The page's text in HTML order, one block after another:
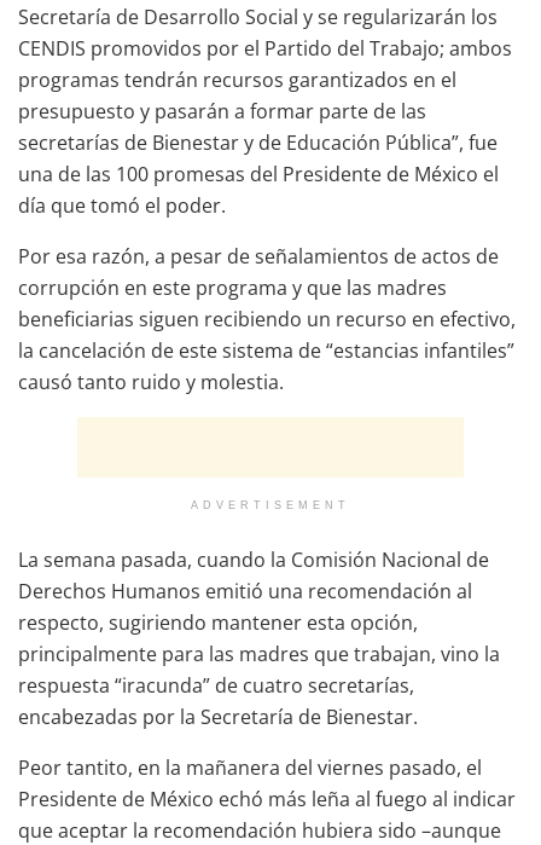
Secretaría de Desarrollo Social y se regularizarán los
CENDIS promovidos por el Partido del Trabajo; ambos
programas tendrán recursos garantizados en el
presupuesto y pasarán a formar parte de las
secretarías de Bienestar y de Educación Pública”, fue
una de las 100 promesas del Presidente de México el
día que tomó el poder.
Por esa razón, a pesar de señalamientos de actos de
corrupción en este programa y que las madres
beneficiarias siguen recibiendo un recurso en efectivo,
la cancelación de este sistema de “estancias infantiles”
causó tanto ruido y molestia.
ADVERTISEMENT
La semana pasada, cuando la Comisión Nacional de
Derechos Humanos emitió una recomendación al
respecto, sugiriendo mantener esta opción,
principalmente para las madres que trabajan, vino la
respuesta “iracunda” de cuatro secretarías,
encabezadas por la Secretaría de Bienestar.
Peor tantito, en la mañanera del viernes pasado, el
Presidente de México echó más leña al fuego al indicar
que aceptar la recomendación hubiera sido –aunque